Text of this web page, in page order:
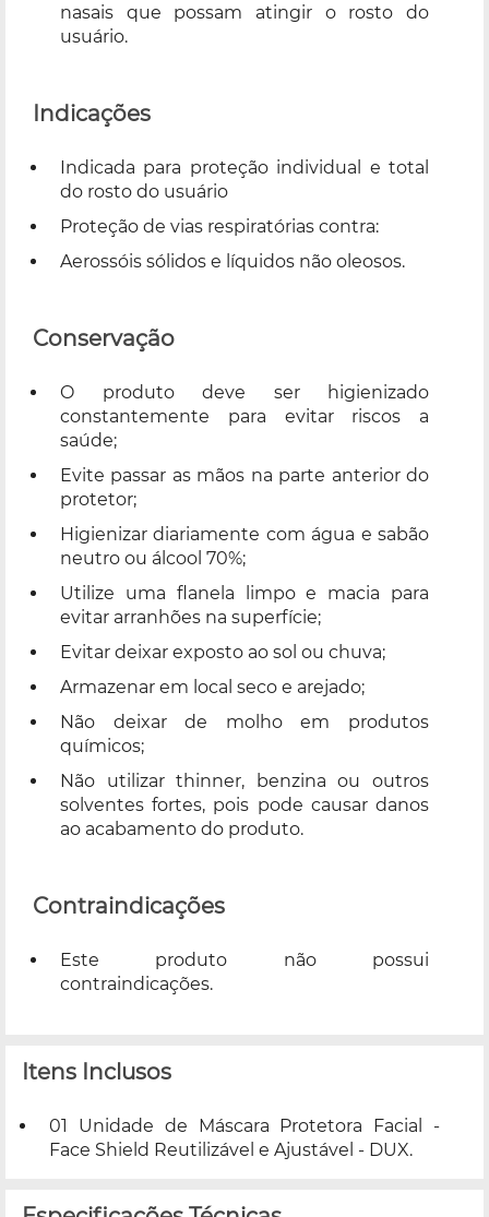
nasais que possam atingir o rosto do
usuário.
Indicações
Indicada para proteção individual e total
do rosto do usuário
Proteção de vias respiratórias contra:
Aerossóis sólidos e líquidos não oleosos.
Conservação
O produto deve ser higienizado
constantemente para evitar riscos a
saúde;
Evite passar as mãos na parte anterior do
protetor;
Higienizar diariamente com água e sabão
neutro ou álcool 70%;
Utilize uma flanela limpo e macia para
evitar arranhões na superfície;
Evitar deixar exposto ao sol ou chuva;
Armazenar em local seco e arejado;
Não deixar de molho em produtos
químicos;
Não utilizar thinner, benzina ou outros
solventes fortes, pois pode causar danos
ao acabamento do produto.
Contraindicações
Este produto não possui
contraindicações.
Itens Inclusos
01 Unidade de Máscara Protetora Facial -
Face Shield Reutilizável e Ajustável - DUX.